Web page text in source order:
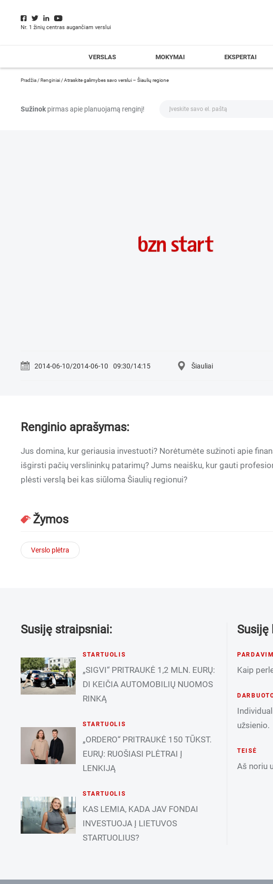
Nr. 1 žinių centras augančiam verslui
VERSLAS MOKYMAI EKSPERTAI
Pradžia /Renginiai /Atraskite galimybes savo verslui – Šiaulių regione
Sužinok pirmas apie planuojamą renginį!
2014-06-10/2014-06-10 09:30/14:15 Šiauliai
Renginio aprašymas:
Jus domina, kur geriausia investuoti? Norėtumėte sužinoti apie
išgirsti pačių verslininkų patarimų? Jums neaišku, kur gauti
plėsti verslą bei kas siūloma Šiaulių regionui?
Žymos
Verslo plėtra
Susiję straipsniai:
STARTUOLIS
„SIGVI“ PRITRAUKĖ 1,2 MLN. EURŲ:
DI KEIČIA AUTOMOBILIŲ NUOMOS
RINKĄ
STARTUOLIS
„ORDERO“ PRITRAUKĖ 150 TŪKST.
EURŲ: RUOŠIASI PLĖTRAI Į
LENKIJĄ
STARTUOLIS
KAS LEMIA, KADA JAV FONDAI
INVESTUOJA Į LIETUVOS
STARTUOLIUS?
Susiję
Kaip
užsienio.
TEISĖ
Aš noriu